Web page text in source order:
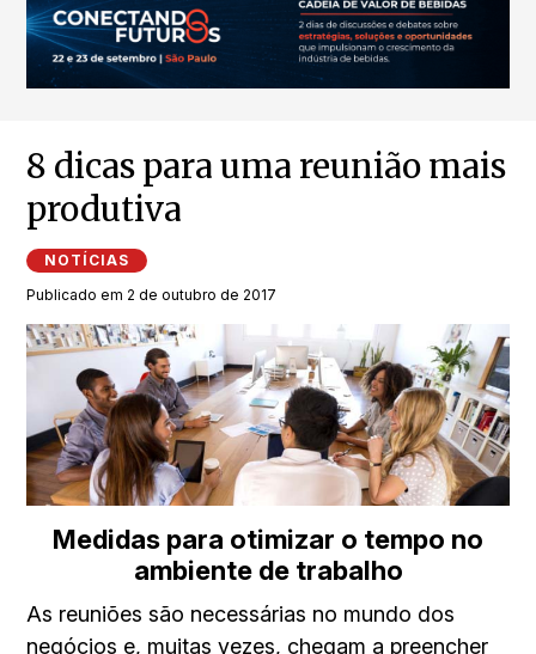
8 dicas para uma reunião mais
produtiva
NOTÍCIAS
Publicado em 2 de outubro de 2017
Medidas para otimizar o tempo no
ambiente de trabalho
As reuniões são necessárias no mundo dos
negócios e, muitas vezes, chegam a preencher